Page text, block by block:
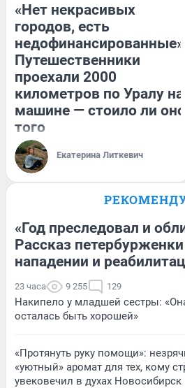
«Нет некрасивых
городов, есть
недофинансированные».
Путешественники
проехали 2000
километров по Уралу на
машине — стоило ли оно
того
Екатерина Литкевич
«Год преследовал и
Рассказ
нападении и
23 часа 9 255 129
Накипело у младшей сестры:
осталась быть хорошей»
«Протянуть руку помощи»:
«уютный» аромат для тех, кому
увековечил в духах Новосибирск